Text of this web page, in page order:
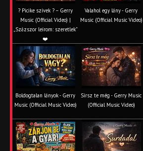
? Picike szívek ? – Gerry
Music (Official Video) |
„Százszor leírom: szeretlek”
❤️
Valahol egy lány - Gerry
Music (Official Music Video)
Boldogtalan lányok - Gerry
Music (Official Music Video)
Sírsz te még - Gerry Music
(Official Music Video)